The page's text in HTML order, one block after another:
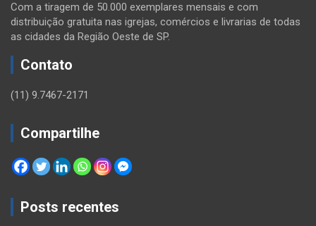
Com a tiragem de 50.000 exemplares mensais e com
distribuição gratuita nas igrejas, comércios e livrarias de todas
as cidades da Região Oeste de SP.
Contato
(11) 9.7467-2171
Compartilhe
Posts recentes